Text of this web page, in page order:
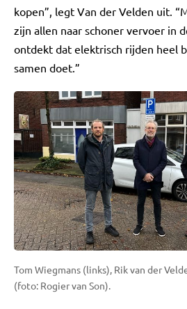
kopen”, legt Van der Velden uit.
zijn allen naar schoner vervoer in
ontdekt dat elektrisch rijden heel
samen doet.”
Tom Wiegmans (links), Rik van der
(foto: Rogier van Son).